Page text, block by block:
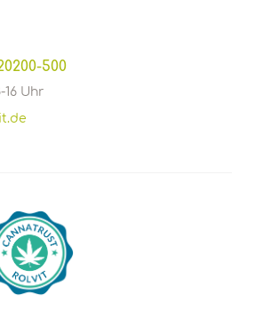
500
16 Uhr